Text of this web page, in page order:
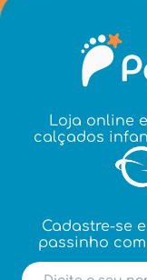
Loja online
calçados
Cadastre-se
passinho